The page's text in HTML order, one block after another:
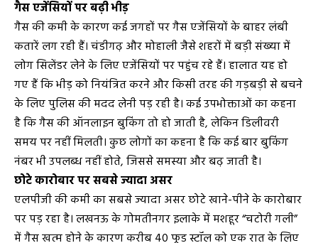
गैस एजेंसियों पर बढ़ी भीड़
गैस की कमी के कारण कई जगहों पर गैस एजेंसियों के बाहर लंबी
कतारें लग रही हैं। चंडीगढ़ और मोहाली जैसे शहरों में बड़ी संख्या में
लोग सिलेंडर लेने के लिए एजेंसियों पर पहुंच रहे हैं। हालात यह हो
गए हैं कि भीड़ को नियंत्रित करने और किसी तरह की गड़बड़ी से बचने
के लिए पुलिस की मदद लेनी पड़ रही है। कई उपभोक्ताओं का कहना
है कि गैस की ऑनलाइन बुकिंग तो हो जाती है, लेकिन डिलीवरी
समय पर नहीं मिलती। कुछ लोगों का कहना है कि कई बार बुकिंग
नंबर भी उपलब्ध नहीं होते, जिससे समस्या और बढ़ जाती है।
छोटे कारोबार पर सबसे ज्यादा असर
एलपीजी की कमी का सबसे ज्यादा असर छोटे खाने-पीने के कारोबार
पर पड़ रहा है। लखनऊ के गोमतीनगर इलाके में मशहूर “चटोरी गली”
में गैस खत्म होने के कारण करीब 40 फूड स्टॉल को एक रात के लिए